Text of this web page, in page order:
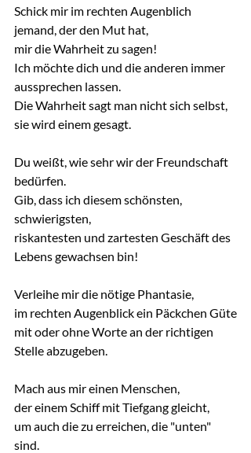
Schick mir im rechten Augenblich
jemand, der den Mut hat,
mir die Wahrheit zu sagen!
Ich möchte dich und die anderen immer
aussprechen lassen.
Die Wahrheit sagt man nicht sich selbst,
sie wird einem gesagt.
Du weißt, wie sehr wir der Freundschaft
bedürfen.
Gib, dass ich diesem schönsten,
schwierigsten,
riskantesten und zartesten Geschäft des
Lebens gewachsen bin!
Verleihe mir die nötige Phantasie,
im rechten Augenblick ein Päckchen Güte
mit oder ohne Worte an der richtigen
Stelle abzugeben.
Mach aus mir einen Menschen,
der einem Schiff mit Tiefgang gleicht,
um auch die zu erreichen, die "unten"
sind.